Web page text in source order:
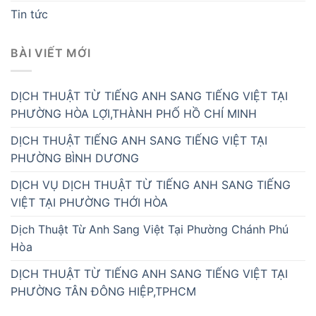
Tin tức
BÀI VIẾT MỚI
DỊCH THUẬT TỪ TIẾNG ANH SANG TIẾNG VIỆT TẠI
PHƯỜNG HÒA LỢI,THÀNH PHỐ HỒ CHÍ MINH
DỊCH THUẬT TIẾNG ANH SANG TIẾNG VIỆT TẠI
PHƯỜNG BÌNH DƯƠNG
DỊCH VỤ DỊCH THUẬT TỪ TIẾNG ANH SANG TIẾNG
VIỆT TẠI PHƯỜNG THỚI HÒA
Dịch Thuật Từ Anh Sang Việt Tại Phường Chánh Phú
Hòa
DỊCH THUẬT TỪ TIẾNG ANH SANG TIẾNG VIỆT TẠI
PHƯỜNG TÂN ĐÔNG HIỆP,TPHCM